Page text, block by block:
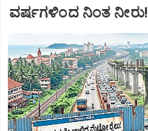
ವರ್ಷಗಳಿಂದ ನಿಂತ ನೀರು!